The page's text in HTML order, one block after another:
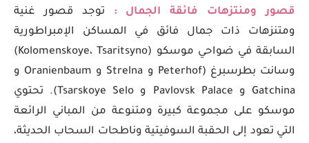
قصور ومنتزهات فائقة الجمال :
توجد قصور غنية
ومتنزهات ذات جمال فائق في المساكن الإمبراطورية
السابقة في ضواحي موسكو (Kolomenskoye، Tsaritsyno)
وسانت بطرسبرغ (Peterhof و Strelna و Oranienbaum و
Gatchina و Pavlovsk Palace و Tsarskoye Selo). تحتوي
موسكو على مجموعة كبيرة ومتنوعة من المباني الرائعة
التي تعود إلى الحقبة السوفيتية وناطحات السحاب الحديثة،